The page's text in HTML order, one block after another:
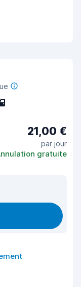
21,00 €
par jour
gratuite